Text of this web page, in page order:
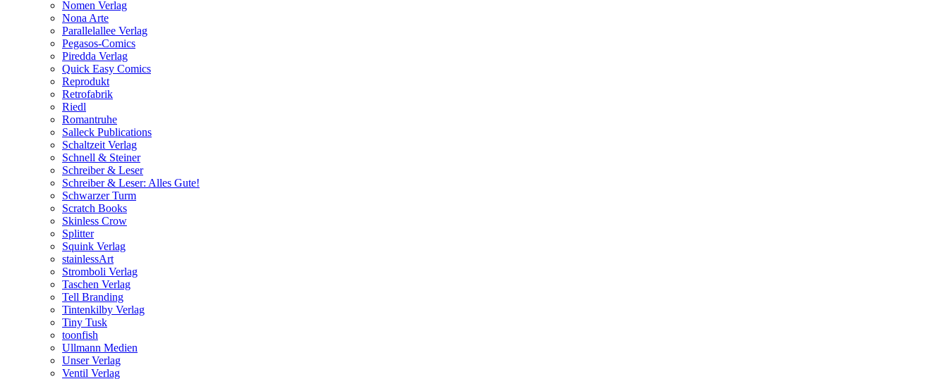
Nomen Verlag
Nona Arte
Parallelallee Verlag
Pegasos-Comics
Piredda Verlag
Quick Easy Comics
Reprodukt
Retrofabrik
Riedl
Romantruhe
Salleck Publications
Schaltzeit Verlag
Schnell & Steiner
Schreiber & Leser
Schreiber & Leser: Alles Gute!
Schwarzer Turm
Scratch Books
Skinless Crow
Splitter
Squink Verlag
stainlessArt
Stromboli Verlag
Taschen Verlag
Tell Branding
Tintenkilby Verlag
Tiny Tusk
toonfish
Ullmann Medien
Unser Verlag
Ventil Verlag